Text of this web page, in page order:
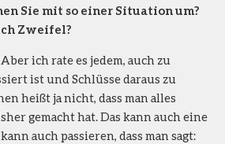
Sie mit so einer Situation um?
Zweifel?
ich rate es jedem, auch zu
ist und Schlüsse daraus zu
heißt ja nicht, dass man alles
gemacht hat. Das kann auch eine
auch passieren, dass man sagt: